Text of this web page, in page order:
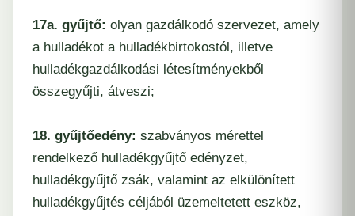
17a. gyűjtő: olyan gazdálkodó szervezet, amely
a hulladékot a hulladékbirtokostól, illetve
hulladékgazdálkodási létesítményekből
összegyűjti, átveszi;
18. gyűjtőedény: szabványos mérettel
rendelkező hulladékgyűjtő edényzet,
hulladékgyűjtő zsák, valamint az elkülönített
hulladékgyűjtés céljából üzemeltetett eszköz,